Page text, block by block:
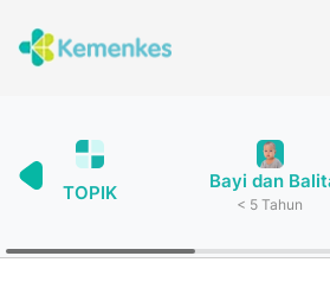
TOPIK
Bayi dan
< 5 Tahun